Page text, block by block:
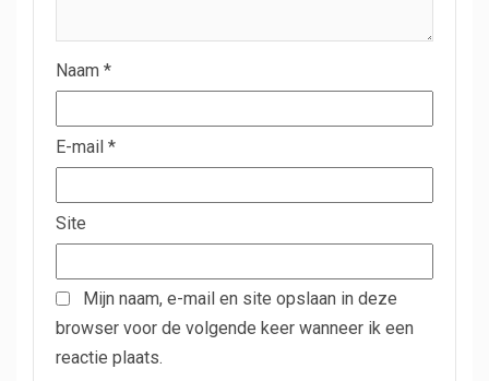
Naam *
E-mail *
Site
Mijn naam, e-mail en site opslaan in deze
browser voor de volgende keer wanneer ik een
reactie plaats.